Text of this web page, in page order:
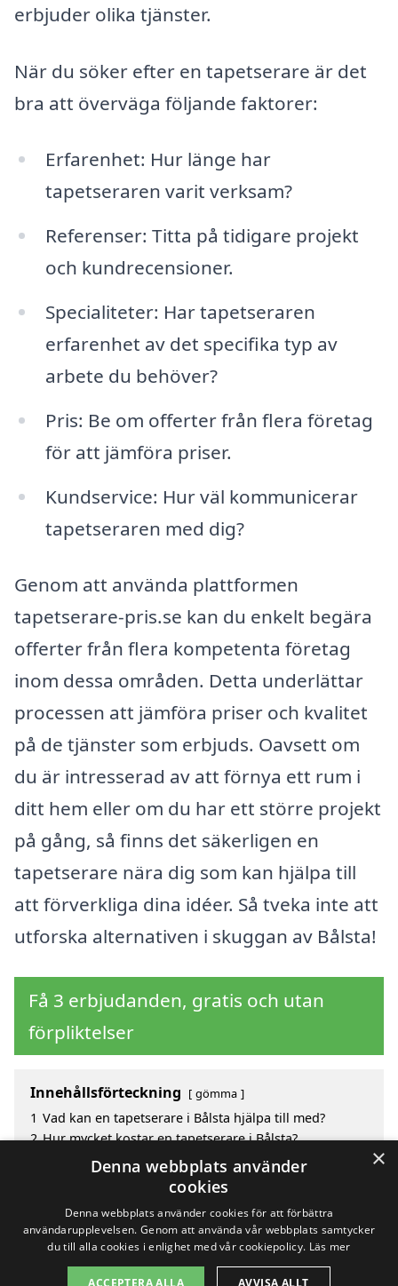
erbjuder olika tjänster.
När du söker efter en tapetserare är det
bra att överväga följande faktorer:
Erfarenhet: Hur länge har
tapetseraren varit verksam?
Referenser: Titta på tidigare projekt
och kundrecensioner.
Specialiteter: Har tapetseraren
erfarenhet av det specifika typ av
arbete du behöver?
Pris: Be om offerter från flera företag
för att jämföra priser.
Kundservice: Hur väl kommunicerar
tapetseraren med dig?
Genom att använda plattformen
tapetserare-pris.se kan du enkelt begära
offerter från flera kompetenta företag
inom dessa områden. Detta underlättar
processen att jämföra priser och kvalitet
på de tjänster som erbjuds. Oavsett om
du är intresserad av att förnya ett rum i
ditt hem eller om du har ett större projekt
på gång, så finns det säkerligen en
tapetserare nära dig som kan hjälpa till
att förverkliga dina idéer. Så tveka inte att
utforska alternativen i skuggan av Bålsta!
Få 3 erbjudanden, gratis och utan
förpliktelser
Innehållsförteckning gömma
1 Vad kan en tapetserare i Bålsta hjälpa till med?
2 Hur mycket kostar en tapetserare i Bålsta?
Fördelar med att välja tapetserare i Bålsta
Sök efter en skicklig tapetserare i de omgivande
Copyright 2026 - Pilanto Aps
×
Denna webbplats använder
cookies
Denna webbplats använder cookies för att förbättra
användarupplevelsen. Genom att använda vår webbplats samtycker
du till alla cookies i enlighet med vår cookiepolicy. Läs mer
ACCEPTERA ALLA AVVISA ALLT